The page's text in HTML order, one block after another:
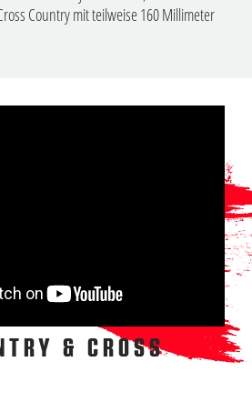
Country mit teilweise 160 Millimeter
& CROSS